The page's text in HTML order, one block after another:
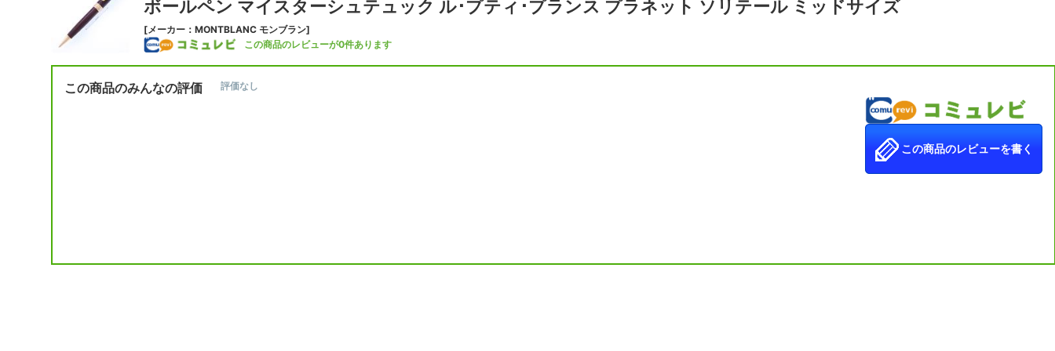
ボールペン マイスターシュテュック ル･プティ･プランス プラネット ソリテール ミッドサイズ
[メーカー：MONTBLANC モンブラン]
この商品のレビューが0件あります
この商品のみんなの評価 評価なし
この商品のレビューを書く